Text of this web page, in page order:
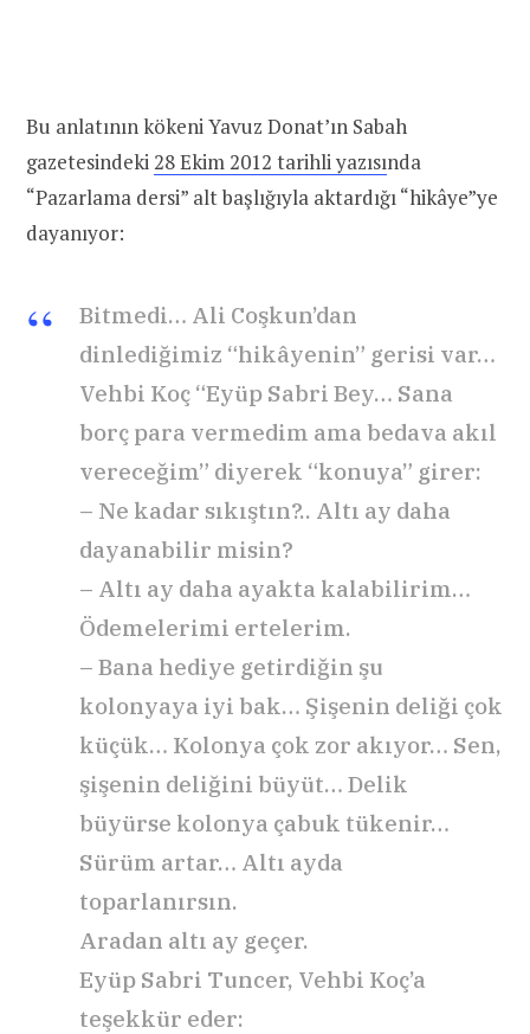
Bu anlatının kökeni Yavuz Donat’ın Sabah
gazetesindeki 28 Ekim 2012 tarihli yazısında
“Pazarlama dersi” alt başlığıyla aktardığı “hikâye”ye
dayanıyor:
Bitmedi… Ali Coşkun’dan
dinlediğimiz “hikâyenin” gerisi var…
Vehbi Koç “Eyüp Sabri Bey… Sana
borç para vermedim ama bedava akıl
vereceğim” diyerek “konuya” girer:
– Ne kadar sıkıştın?.. Altı ay daha
dayanabilir misin?
– Altı ay daha ayakta kalabilirim…
Ödemelerimi ertelerim.
– Bana hediye getirdiğin şu
kolonyaya iyi bak… Şişenin deliği çok
küçük… Kolonya çok zor akıyor… Sen,
şişenin deliğini büyüt… Delik
büyürse kolonya çabuk tükenir…
Sürüm artar… Altı ayda
toparlanırsın.
Aradan altı ay geçer.
Eyüp Sabri Tuncer, Vehbi Koç’a
teşekkür eder: